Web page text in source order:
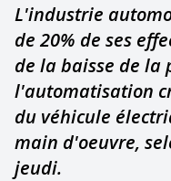
L'industrie
de 20% de ses
de la baisse de la
l'automatisation
du véhicule
main d'oeuvre,
jeudi.